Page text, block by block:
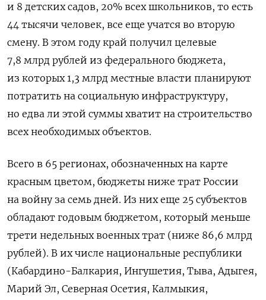
и 8 детских садов, 20% всех школьников, то есть
44 тысячи человек, все еще учатся во вторую
смену. В этом году край получил целевые
7,8 млрд рублей из федерального бюджета,
из которых 1,3 млрд местные власти планируют
потратить на социальную инфраструктуру,
но едва ли этой суммы хватит на строительство
всех необходимых объектов.
Всего в 65 регионах, обозначенных на карте
красным цветом, бюджеты ниже трат России
на войну за семь дней. Из них еще 25 субъектов
обладают годовым бюджетом, который меньше
трети недельных военных трат (ниже 86,6 млрд
рублей). В их числе национальные республики
(Кабардино-Балкария, Ингушетия, Тыва, Адыгея,
Марий Эл, Северная Осетия, Калмыкия,